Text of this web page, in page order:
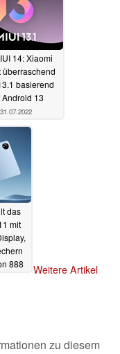
14: Xiaomi
überraschend
basierend
Android 13
31.07.2022
das
mit
888
Weitere Artikel
zu diesem